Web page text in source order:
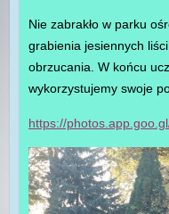
Nie zabrakło w parku
grabienia jesiennych
obrzucania. W końcu
wykorzystujemy swoje
https://